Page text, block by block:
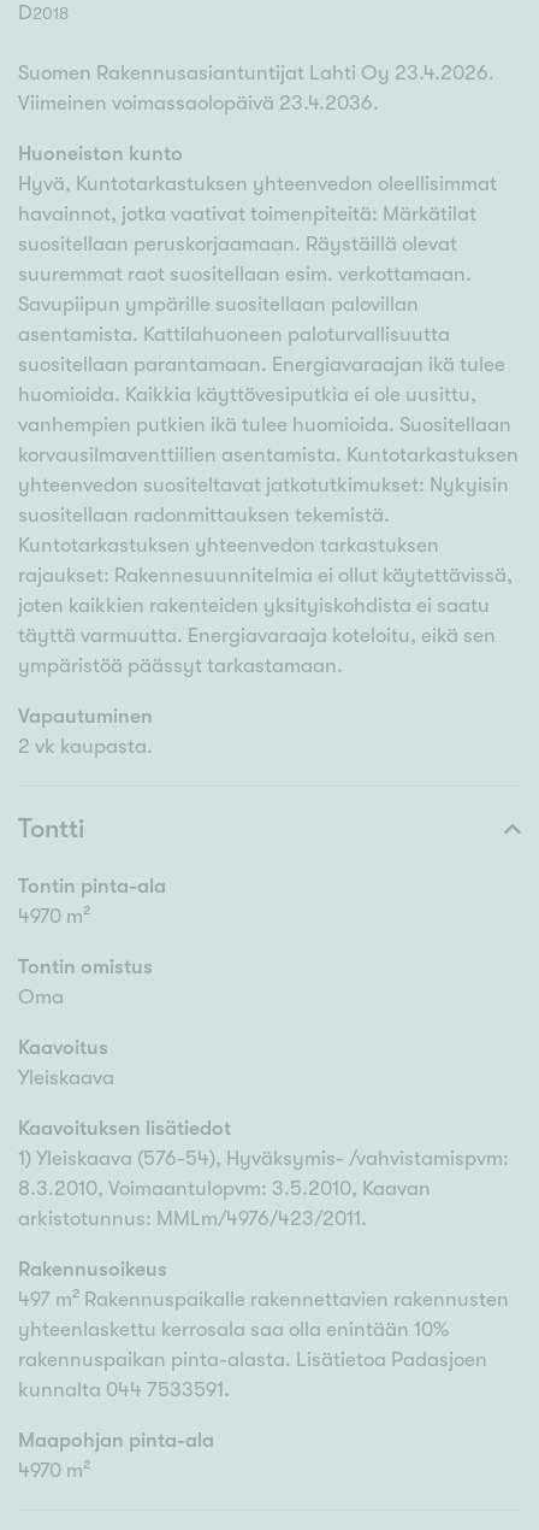
D2018
Suomen Rakennusasiantuntijat Lahti Oy 23.4.2026.
Viimeinen voimassaolopäivä 23.4.2036.
Huoneiston kunto
Hyvä, Kuntotarkastuksen yhteenvedon oleellisimmat
havainnot, jotka vaativat toimenpiteitä: Märkätilat
suositellaan peruskorjaamaan. Räystäillä olevat
suuremmat raot suositellaan esim. verkottamaan.
Savupiipun ympärille suositellaan palovillan
asentamista. Kattilahuoneen paloturvallisuutta
suositellaan parantamaan. Energiavaraajan ikä tulee
huomioida. Kaikkia käyttövesiputkia ei ole uusittu,
vanhempien putkien ikä tulee huomioida. Suositellaan
korvausilmaventtiilien asentamista. Kuntotarkastuksen
yhteenvedon suositeltavat jatkotutkimukset: Nykyisin
suositellaan radonmittauksen tekemistä.
Kuntotarkastuksen yhteenvedon tarkastuksen
rajaukset: Rakennesuunnitelmia ei ollut käytettävissä,
joten kaikkien rakenteiden yksityiskohdista ei saatu
täyttä varmuutta. Energiavaraaja koteloitu, eikä sen
ympäristöä päässyt tarkastamaan.
Vapautuminen
2 vk kaupasta.
Tontti
Tontin pinta-ala
4970 m²
Tontin omistus
Oma
Kaavoitus
Yleiskaava
Kaavoituksen lisätiedot
1) Yleiskaava (576-54), Hyväksymis- /vahvistamispvm:
8.3.2010, Voimaantulopvm: 3.5.2010, Kaavan
arkistotunnus: MMLm/4976/423/2011.
Rakennusoikeus
497 m² Rakennuspaikalle rakennettavien rakennusten
yhteenlaskettu kerrosala saa olla enintään 10%
rakennuspaikan pinta-alasta. Lisätietoa Padasjoen
kunnalta 044 7533591.
Maapohjan pinta-ala
4970 m²